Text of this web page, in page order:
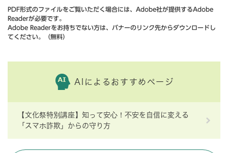
PDF形式のファイルをご覧いただく場合には、Adobe社が提供するAdobe
Readerが必要です。
Adobe Readerをお持ちでない方は、バナーのリンク先からダウンロードし
てください。（無料）
AIによるおすすめページ
【文化祭特別講座】知って安心！不安を自信に変える
「スマホ詐欺」からの守り方